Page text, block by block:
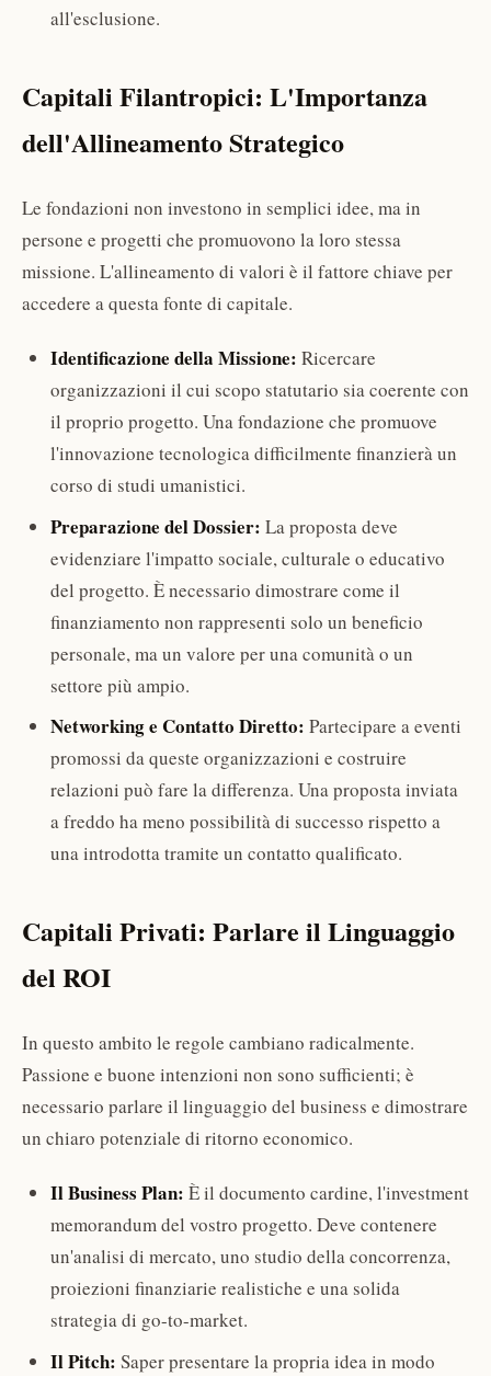
all'esclusione.
Capitali Filantropici: L'Importanza
dell'Allineamento Strategico
Le fondazioni non investono in semplici idee, ma in
persone e progetti che promuovono la loro stessa
missione. L'allineamento di valori è il fattore chiave per
accedere a questa fonte di capitale.
Identificazione della Missione: Ricercare
organizzazioni il cui scopo statutario sia coerente con
il proprio progetto. Una fondazione che promuove
l'innovazione tecnologica difficilmente finanzierà un
corso di studi umanistici.
Preparazione del Dossier: La proposta deve
evidenziare l'impatto sociale, culturale o educativo
del progetto. È necessario dimostrare come il
finanziamento non rappresenti solo un beneficio
personale, ma un valore per una comunità o un
settore più ampio.
Networking e Contatto Diretto: Partecipare a eventi
promossi da queste organizzazioni e costruire
relazioni può fare la differenza. Una proposta inviata
a freddo ha meno possibilità di successo rispetto a
una introdotta tramite un contatto qualificato.
Capitali Privati: Parlare il Linguaggio
del ROI
In questo ambito le regole cambiano radicalmente.
Passione e buone intenzioni non sono sufficienti; è
necessario parlare il linguaggio del business e dimostrare
un chiaro potenziale di ritorno economico.
Il Business Plan: È il documento cardine, l'investment
memorandum del vostro progetto. Deve contenere
un'analisi di mercato, uno studio della concorrenza,
proiezioni finanziarie realistiche e una solida
strategia di go-to-market.
Il Pitch: Saper presentare la propria idea in modo